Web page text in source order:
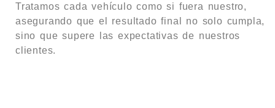
Tratamos cada vehículo como si fuera nuestro,
asegurando que el resultado final no solo cumpla,
sino que supere las expectativas de nuestros
clientes.